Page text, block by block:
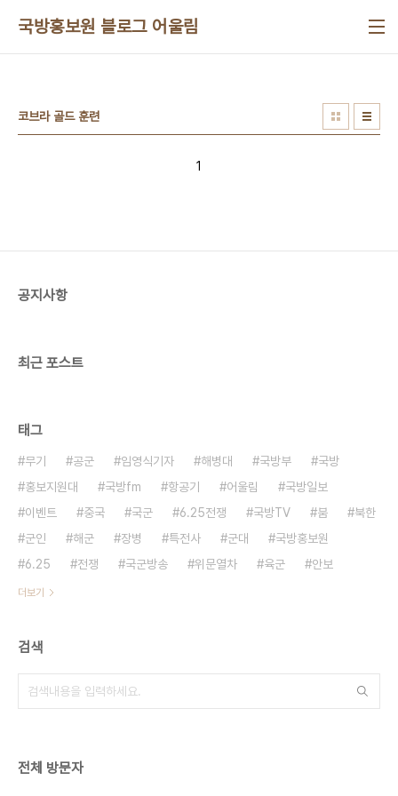
국방홍보원 블로그 어울림
코브라 골드 훈련
1
공지사항
최근 포스트
태그
무기 공군 임영식기자 해병대 국방부
국방
홍보지원대
국방fm 항공기 어울림
국방일보
이벤트
중국 국군 6.25전쟁 국방TV 붐
북한
군인
해군 장병 특전사 군대
국방홍보원
6.25
전쟁 국군방송 위문열차 육군 안보
더보기
검색
전체 방문자